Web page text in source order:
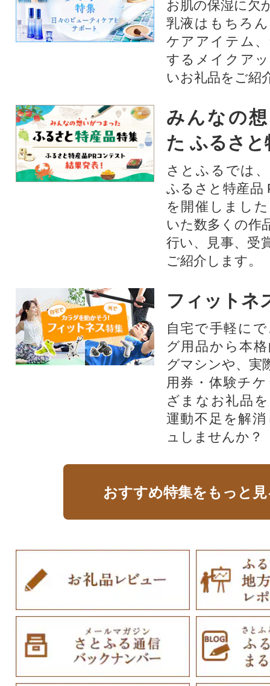
お肌の保湿に欠
乳液はもちろ
ケアアイテム
するメイクア
いお礼品をご紹
みんなの
た ふるさと
さとふるでは
ふるさと特産品
を開催しまし
いた数多くの作
行い、見事、受
ご紹介します。
フィットネ
自宅で手軽に
グ用品から本
グマシンや、実
用券・体験チ
ざまなお礼品
運動不足を解
ュしませんか？
おすすめ特集をもっと